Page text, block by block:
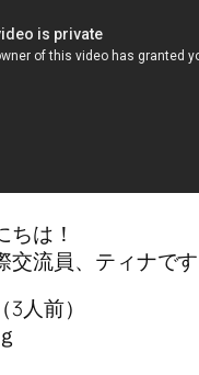
ちは！
交流員、ティナです
人前）